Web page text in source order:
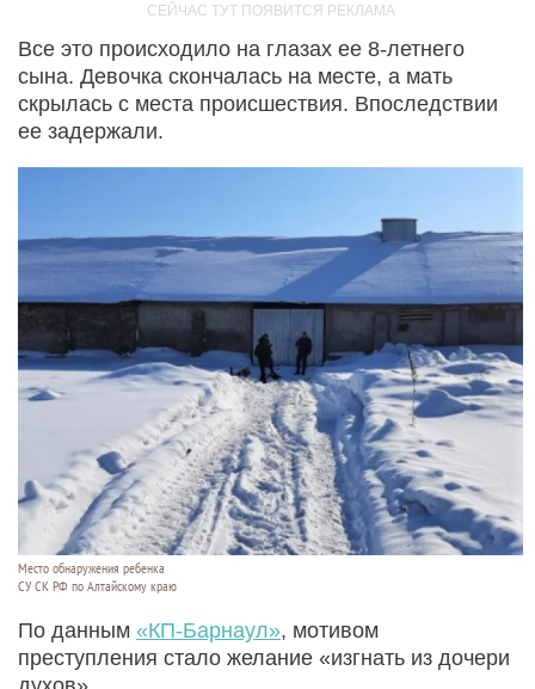
Все это происходило на глазах ее 8-летнего
сына. Девочка скончалась на месте, а мать
скрылась с места происшествия. Впоследствии
ее задержали.
Место обнаружения ребенка
СУ СК РФ по Алтайскому краю
По данным «КП-Барнаул», мотивом
преступления стало желание «изгнать из дочери